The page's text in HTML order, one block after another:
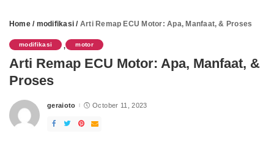
Home/ modifikasi / Arti Remap ECU Motor: Apa, Manfaat, & Proses
modifikasi , motor
Arti Remap ECU Motor: Apa, Manfaat, &
Proses
Posted
geraioto October 11, 2023